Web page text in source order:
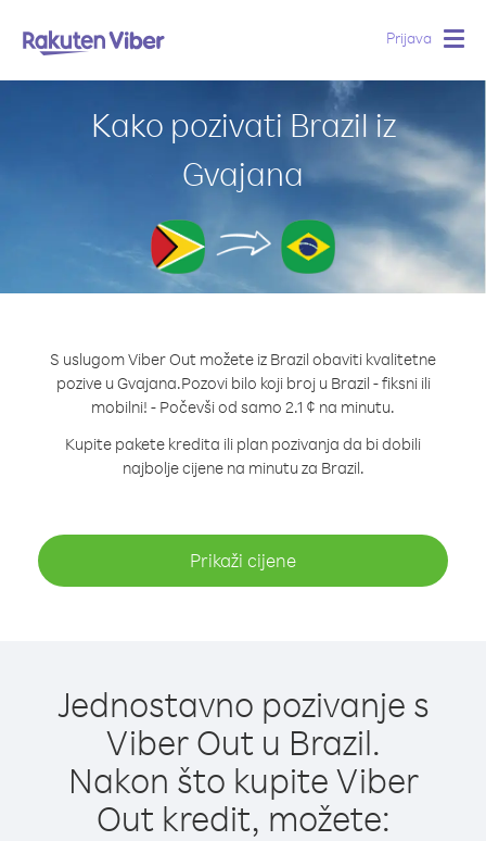
Prijava
Kako pozivati Brazil iz
Gvajana
S uslugom Viber Out možete iz Brazil obaviti kvalitetne
pozive u Gvajana.Pozovi bilo koji broj u Brazil - fiksni ili
mobilni! - Počevši od samo 2.1 ¢ na minutu.
Kupite pakete kredita ili plan pozivanja da bi dobili
najbolje cijene na minutu za Brazil.
Prikaži cijene
Jednostavno pozivanje s
Viber Out u Brazil.
Nakon što kupite Viber
Out kredit, možete: